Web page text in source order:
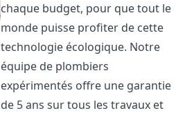
chaque budget, pour que tout le
monde puisse profiter de cette
technologie écologique. Notre
équipe de plombiers
expérimentés offre une garantie
de 5 ans sur tous les travaux et